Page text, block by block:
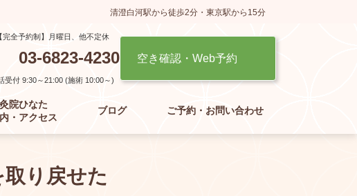
清澄白河駅から徒歩2分・東京駅から15分
完全予約制】月曜日、他不定休
03-6823-4230
受付 9:30～21:00 (施術 10:00～)
空き確認・Web予約
院ひなた
・アクセス
ブログ ご予約・お問い合わせ
り戻せた